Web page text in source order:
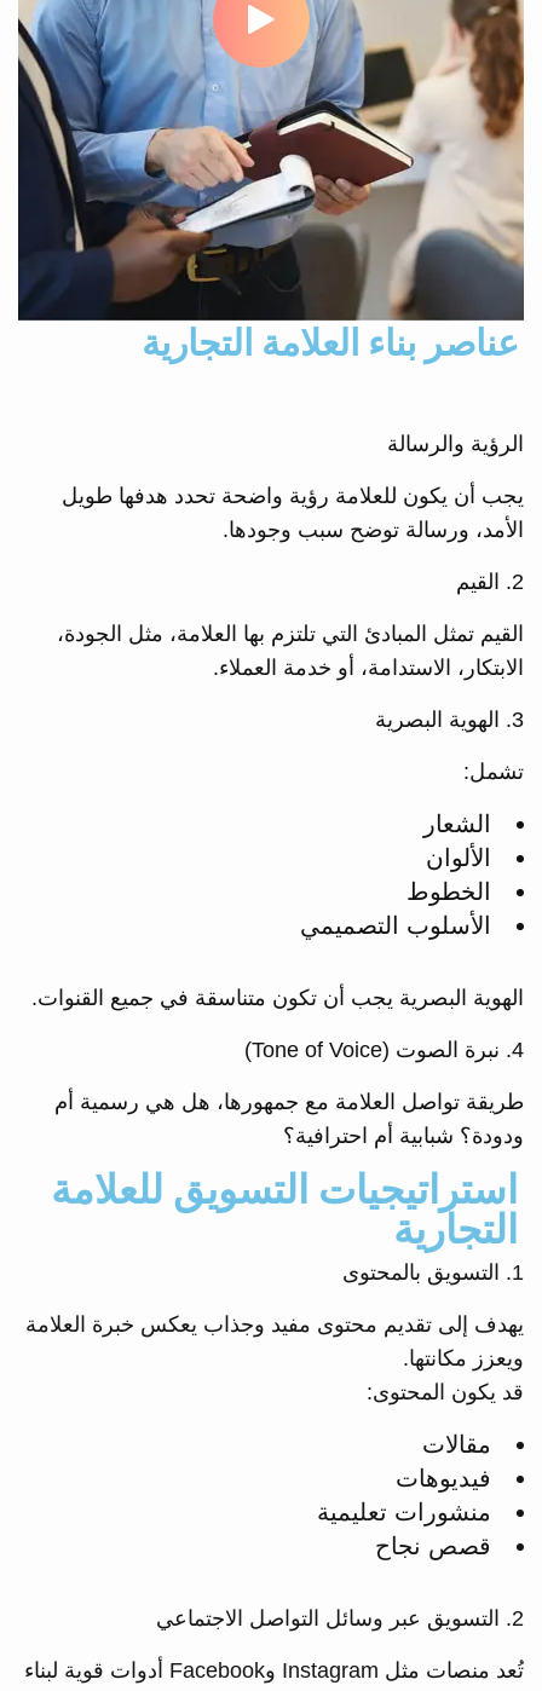
عناصر بناء العلامة التجارية
الرؤية والرسالة
يجب أن يكون للعلامة رؤية واضحة تحدد هدفها طويل
الأمد، ورسالة توضح سبب وجودها.
2. القيم
القيم تمثل المبادئ التي تلتزم بها العلامة، مثل الجودة،
الابتكار، الاستدامة، أو خدمة العملاء.
3. الهوية البصرية
تشمل:
الشعار
الألوان
الخطوط
الأسلوب التصميمي
الهوية البصرية يجب أن تكون متناسقة في جميع القنوات.
4. نبرة الصوت (Tone of Voice)
طريقة تواصل العلامة مع جمهورها، هل هي رسمية أم
ودودة؟ شبابية أم احترافية؟
استراتيجيات التسويق للعلامة
التجارية
1. التسويق بالمحتوى
يهدف إلى تقديم محتوى مفيد وجذاب يعكس خبرة العلامة
ويعزز مكانتها.
قد يكون المحتوى:
مقالات
فيديوهات
منشورات تعليمية
قصص نجاح
2. التسويق عبر وسائل التواصل الاجتماعي
تُعد منصات مثل Instagram وFacebook أدوات قوية لبناء